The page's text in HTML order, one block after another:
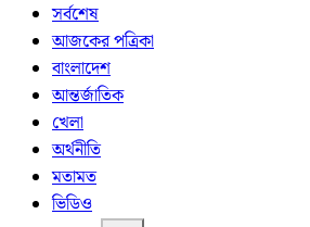
সর্বশেষ
আজকের পত্রিকা
বাংলাদেশ
আন্তর্জাতিক
খেলা
অর্থনীতি
মতামত
ভিডিও